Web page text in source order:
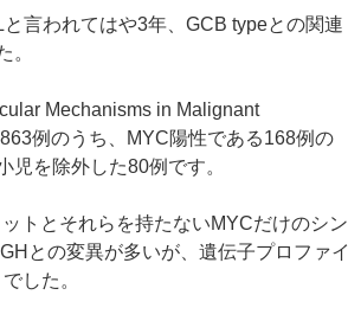
言われてはや3年、GCB typeとの関連
。
Mechanisms in Malignant
例のうち、MYC陽性である168例の
児を除外した80例です。
トとそれらを持たないMYCだけのシン
との変異が多いが、遺伝子プロファイ
した。